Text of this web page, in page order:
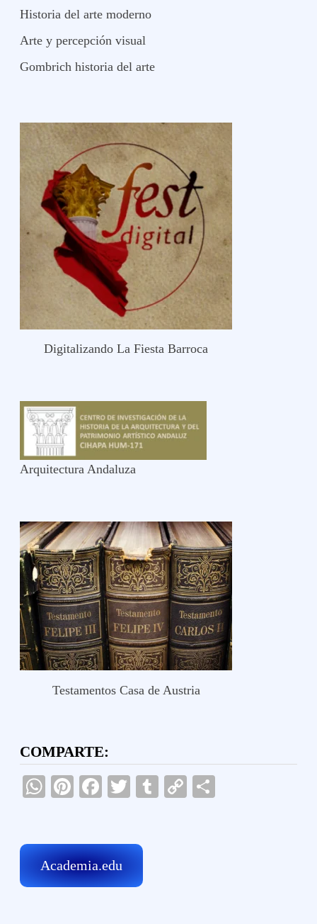
Historia del arte moderno
Arte y percepción visual
Gombrich historia del arte
Digitalizando La Fiesta Barroca
Arquitectura Andaluza
Testamentos Casa de Austria
COMPARTE:
WhatsApp
Pinterest
Facebook
TwitterTumblr
Copy
Academia.edu